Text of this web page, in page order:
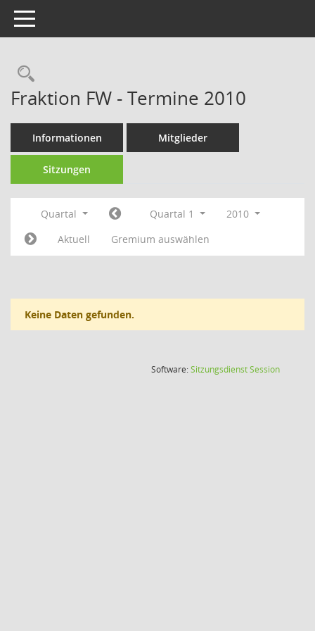
Toggle navigation
Fraktion FW - Termine 2010
Informationen Mitglieder
Sitzungen
Quartal Quartal 1
2010
Aktuell
Gremium auswählen
Keine Daten gefunden.
Software:SitzungsdienstSession(Wird in